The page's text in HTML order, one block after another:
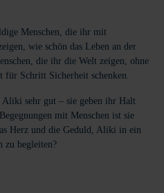
Menschen, die ihr mit
wie schön das Leben an der
die ihr die Welt zeigen, ohne
Schritt Sicherheit schenken.
Aliki sehr gut – sie geben ihr Halt
mit Menschen ist sie
Herz und die Geduld, Aliki in ein
zu begleiten?